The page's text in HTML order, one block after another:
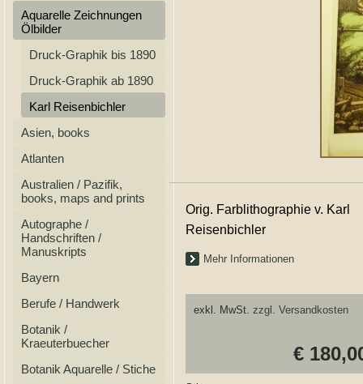
Aquarelle Zeichnungen
Ölbilder
Druck-Graphik bis 1890
Druck-Graphik ab 1890
Karl Reisenbichler
Asien, books
Atlanten
Australien / Pazifik,
books, maps and prints
Autographe /
Handschriften /
Manuskripts
Bayern
Berufe / Handwerk
Botanik /
Kraeuterbuecher
Botanik Aquarelle / Stiche
Orig. Farblithographie v. Karl
Reisenbichler
Mehr Informationen
exkl. MwSt. zzgl. Versandkosten
€